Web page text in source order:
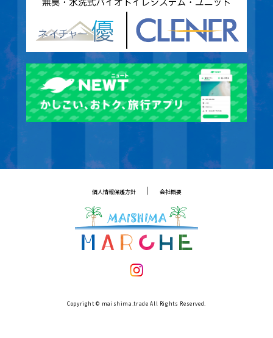
個人情報保護方針｜ 会社概要
Copyright © maishima.trade All Rights Reserved.